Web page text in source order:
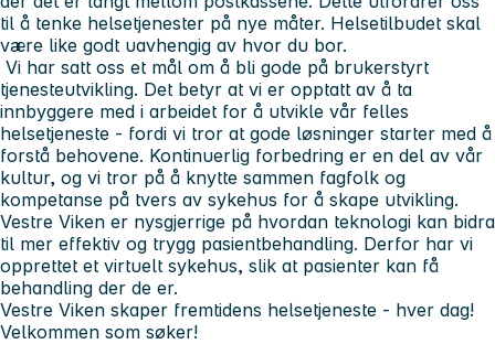
til å tenke helsetjenester på nye måter. Helsetilbudet skal
være like godt uavhengig av hvor du bor.
Vi har satt oss et mål om å bli gode på brukerstyrt
tjenesteutvikling. Det betyr at vi er opptatt av å ta
innbyggere med i arbeidet for å utvikle vår felles
helsetjeneste - fordi vi tror at gode løsninger starter med å
forstå behovene. Kontinuerlig forbedring er en del av vår
kultur, og vi tror på å knytte sammen fagfolk og
kompetanse på tvers av sykehus for å skape utvikling.
Vestre Viken er nysgjerrige på hvordan teknologi kan bidra
til mer effektiv og trygg pasientbehandling. Derfor har vi
opprettet et virtuelt sykehus, slik at pasienter kan få
behandling der de er.
Vestre Viken skaper fremtidens helsetjeneste - hver dag!
Velkommen som søker!